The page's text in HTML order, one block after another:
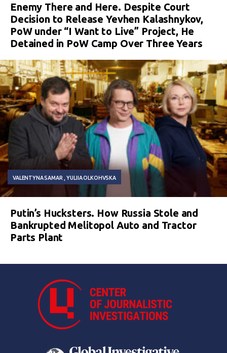
Enemy There and Here. Despite Court
Decision to Release Yevhen Kalashnykov,
PoW under “I Want to Live” Project, He
Detained in PoW Camp Over Three Years
VALENTYNA SAMAR YULIIA OLKOHVSKA
Putin’s Hucksters. How Russia Stole and
Bankrupted Melitopol Auto and Tractor
Parts Plant